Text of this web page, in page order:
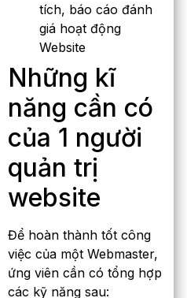
tích, báo cáo đánh
giá hoạt động
Website
Những kĩ
năng cần có
của 1 người
quản trị
website
Để hoàn thành tốt công
việc của một Webmaster,
ứng viên cần có tổng hợp
các kỹ năng sau: